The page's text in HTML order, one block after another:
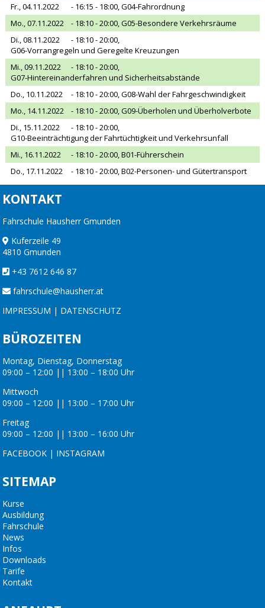
Fr., 04.11.2022
- 16:15 - 18:00,G04-Fahrordnung
Mo., 07.11.2022
- 18:10 - 20:00,G05-Besondere Verkehrsräume
Di., 08.11.2022
- 18:10 - 20:00,
G06-Vorrangregeln und Geregelte Kreuzungen
Mi., 09.11.2022
- 18:10 - 20:00,
G07-Hintereinanderfahren und Sicherheitsabstände
Do., 10.11.2022
- 18:10 - 20:00,G08-Wahl der Fahrgeschwindigkeit
Mo., 14.11.2022
- 18:10 - 20:00,G09-Überholen und Überholverbote
Di., 15.11.2022
- 18:10 - 20:00,
G10-Beeinträchtigung der Fahrtüchtigkeit und Verkehrsunfall
Mi., 16.11.2022
- 18:10 - 20:00,B01-Führerschein
Do., 17.11.2022
- 18:10 - 20:00,B02-Personen- und Gütertransport
KONTAKT
Fahrschule Hausherr Gmunden
Kuferzeile 49
4810 Gmunden
+43 7612 646 87
fahrschule@hausherr.at
IMPRESSUM | DATENSCHUTZ
BÜROZEITEN
Montag, Dienstag, Donnerstag
09:00 – 12:00 || 13:00 – 18:00 Uhr
Mittwoch
09:00 – 12:00 || 13:00 – 17:00 Uhr
Freitag
09:00 – 12:00 || 13:00 – 16:00 Uhr
FACEBOOK | INSTAGRAM
SITEMAP
Kurse
Ausbildung
Fahrschule
News
Infos
Downloads
Tarife
Kontakt